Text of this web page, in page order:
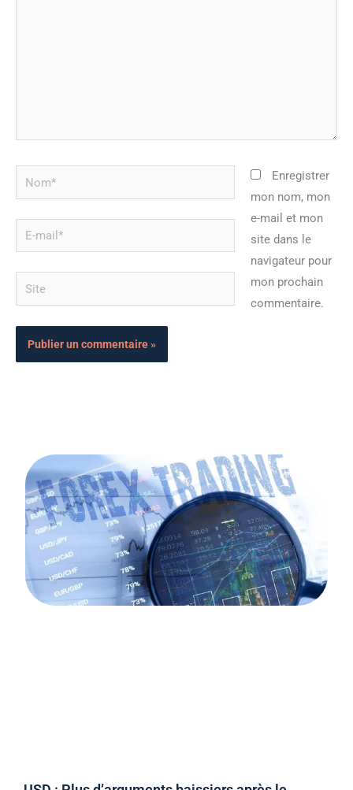
Nom*
mail*
Site
Enregistrer
mon nom, mon
e-mail et mon
site dans le
navigateur pour
mon prochain
commentaire.